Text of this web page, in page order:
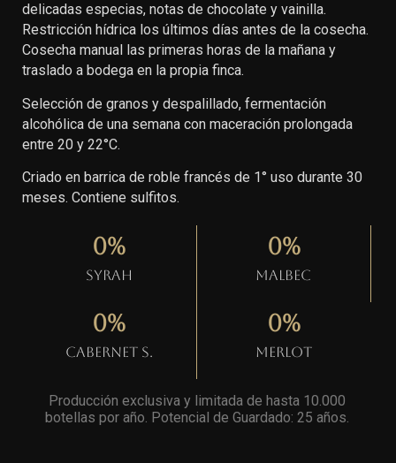
delicadas especias, notas de chocolate y vainilla.
Restricción hídrica los últimos días antes de la cosecha.
Cosecha manual las primeras horas de la mañana y
traslado a bodega en la propia finca.
Selección de granos y despalillado, fermentación
alcohólica de una semana con maceración prolongada
entre 20 y 22°C.
Criado en barrica de roble francés de 1° uso durante 30
meses. Contiene sulfitos.
Syrah
0%
Malbec
0%
Cabernet S.
0%
Merlot
0%
Producción exclusiva y limitada de hasta 10.000
botellas por año. Potencial de Guardado: 25 años